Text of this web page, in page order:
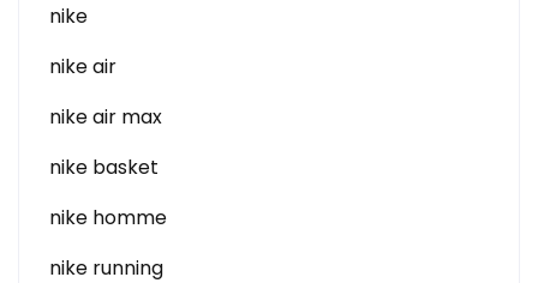
nike
nike air
nike air max
nike basket
nike homme
nike running